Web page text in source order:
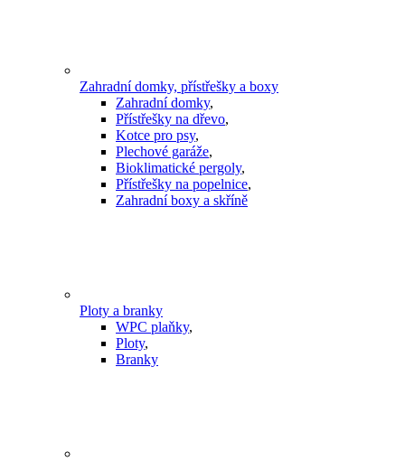
Zahradní domky, přístřešky a boxy
Zahradní domky,
Přístřešky na dřevo,
Kotce pro psy,
Plechové garáže,
Bioklimatické pergoly,
Přístřešky na popelnice,
Zahradní boxy a skříně
Ploty a branky
WPC plaňky,
Ploty,
Branky